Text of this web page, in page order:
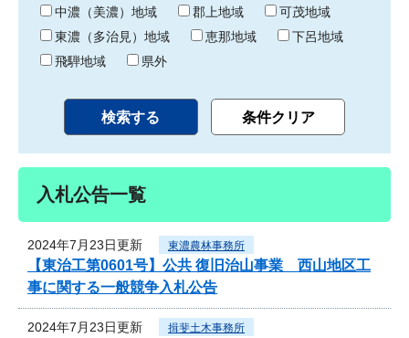
中濃（美濃）地域
郡上地域
可茂地域
東濃（多治見）地域
恵那地域
下呂地域
飛騨地域
県外
入札公告一覧
2024年7月23日更新 東濃農林事務所
【東治工第0601号】公共 復旧治山事業 西山地区工
事に関する一般競争入札公告
2024年7月23日更新 揖斐土木事務所